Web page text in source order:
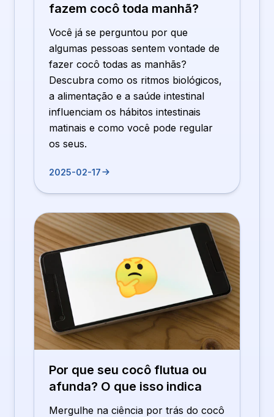
fazem cocô toda manhã?
Você já se perguntou por que
algumas pessoas sentem vontade de
fazer cocô todas as manhãs?
Descubra como os ritmos biológicos,
a alimentação e a saúde intestinal
influenciam os hábitos intestinais
matinais e como você pode regular
os seus.
2025-02-17
Por que seu cocô flutua ou
afunda? O que isso indica
Mergulhe na ciência por trás do cocô